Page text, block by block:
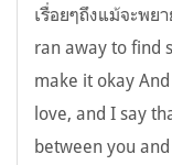
เรื่อยๆถึงแม้จะพย
ran away to find
make it okay
love, and I say
between you